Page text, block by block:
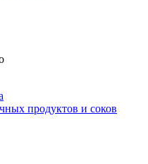
продуктов и соков